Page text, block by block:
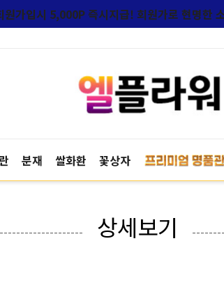
원가입시 5,000P 즉시지급! 회원가로 현명한
분재 쌀화환 꽃상자
상세보기